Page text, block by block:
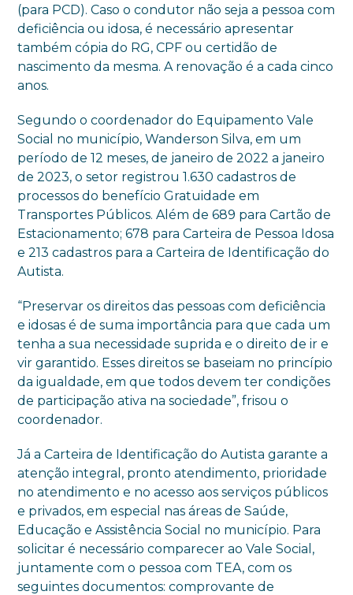
(para PCD). Caso o condutor não seja a pessoa com
deficiência ou idosa, é necessário apresentar
também cópia do RG, CPF ou certidão de
nascimento da mesma. A renovação é a cada cinco
anos.
Segundo o coordenador do Equipamento Vale
Social no município, Wanderson Silva, em um
período de 12 meses, de janeiro de 2022 a janeiro
de 2023, o setor registrou 1.630 cadastros de
processos do benefício Gratuidade em
Transportes Públicos. Além de 689 para Cartão de
Estacionamento; 678 para Carteira de Pessoa Idosa
e 213 cadastros para a Carteira de Identificação do
Autista.
“Preservar os direitos das pessoas com deficiência
e idosas é de suma importância para que cada um
tenha a sua necessidade suprida e o direito de ir e
vir garantido. Esses direitos se baseiam no princípio
da igualdade, em que todos devem ter condições
de participação ativa na sociedade”, frisou o
coordenador.
Já a Carteira de Identificação do Autista garante a
atenção integral, pronto atendimento, prioridade
no atendimento e no acesso aos serviços públicos
e privados, em especial nas áreas de Saúde,
Educação e Assistência Social no município. Para
solicitar é necessário comparecer ao Vale Social,
juntamente com o pessoa com TEA, com os
seguintes documentos: comprovante de